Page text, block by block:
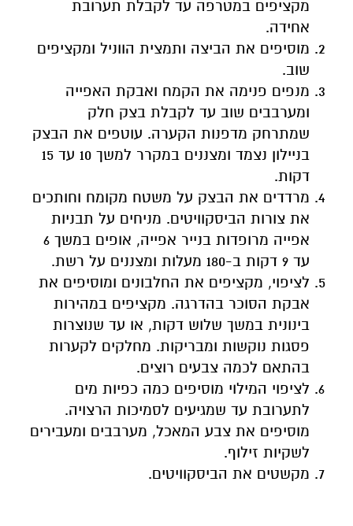
מקציפים במטרפה עד לקבלת תערובת
אחידה.
מוסיפים את הביצה ותמצית הווניל ומקציפים
שוב.
מנפים פנימה את הקמח ואבקת האפייה
ומערבבים שוב עד לקבלת בצק חלק
שמתרחק מדפנות הקערה. עוטפים את הבצק
בניילון נצמד ומצננים במקרר למשך 10 עד 15
דקות.
מרדדים את הבצק על משטח מקומח וחותכים
את צורות הביסקוויטים. מניחים על תבניות
אפייה מרופדות בנייר אפייה, אופים במשך 6
עד 9 דקות ב-180 מעלות ומצננים על רשת.
לציפוי, מקציפים את החלבונים ומוסיפים את
אבקת הסוכר בהדרגה. מקציפים במהירות
בינונית במשך שלוש דקות, או עד שנוצרות
פסגות נוקשות ומבריקות. מחלקים לקערות
בהתאם לכמה צבעים רוצים.
לציפוי המילוי מוסיפים כמה כפיות מים
לתערובת עד שמגיעים לסמיכות הרצויה.
מוסיפים את צבע המאכל, מערבבים ומעבירים
לשקיות זילוף.
מקשטים את הביסקוויטים.